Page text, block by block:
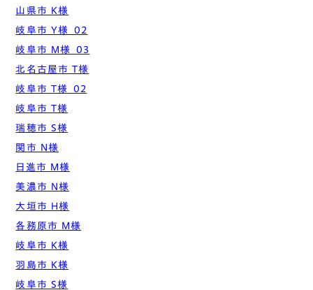
山県市 K様
岐阜市 Y様_02
岐阜市 M様_03
北名古屋市 T様
岐阜市 T様_02
岐阜市 T様
瑞穂市 S様
関市 N様
日進市 M様
美濃市 N様
大垣市 H様
各務原市 M様
岐阜市 K様
羽島市 K様
岐阜市 S様